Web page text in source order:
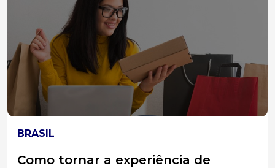
ELEIÇÕES 2026
MPT-SC divulga acórdão do TST que